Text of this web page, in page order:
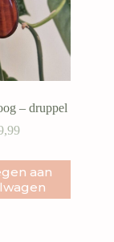
– druppel
aan